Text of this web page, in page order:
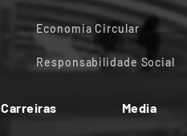
Economia Circular
Responsabilidade Social
Carreiras Media